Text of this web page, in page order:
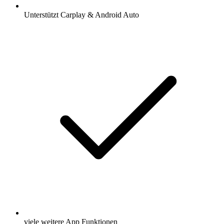
Unterstützt Carplay & Android Auto
viele weitere App Funktionen